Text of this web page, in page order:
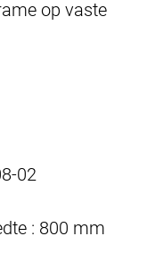
op vaste
02
: 800 mm